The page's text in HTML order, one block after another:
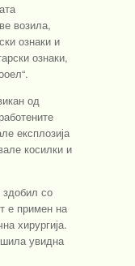
возила,
ознаки и
ознаки,
од
експлозија
косилки и
со
е примен на
хирургија.
увидна